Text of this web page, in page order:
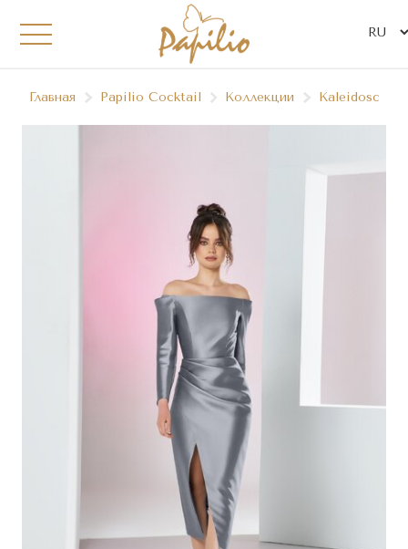
Главная Papilio Сocktail Коллекции Kaleidoscope